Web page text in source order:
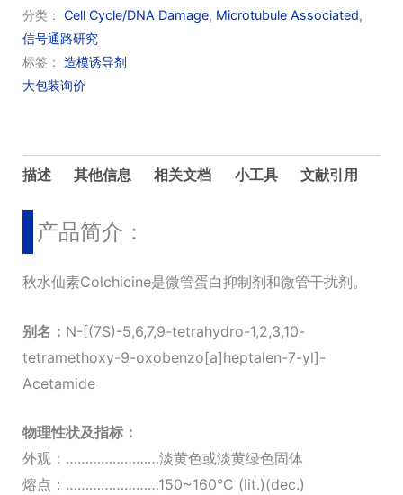
碱)
数
量
分类： Cell Cycle/DNA Damage, Microtubule Associated,
信号通路研究
标签： 造模诱导剂
大包装询价
描述 其他信息 相关文档 小工具 文献引用
产品简介：
秋水仙素Colchicine是微管蛋白抑制剂和微管干扰剂。
别名： N-[(7S)-5,6,7,9-tetrahydro-1,2,3,10-
tetramethoxy-9-oxobenzo[a]heptalen-7-yl]-
Acetamide
物理性状及指标：
外观：……………………淡黄色或淡黄绿色固体
熔点：……………………150~160°C (lit.)(dec.)